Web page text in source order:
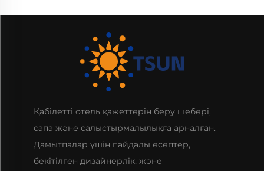
Қабілетті отель қажеттерін беру шебері,
сапа және салыстырмалылықға арналған.
Дамытпалар үшін пайдалы есептер,
бекітілген дизайнерлік, және